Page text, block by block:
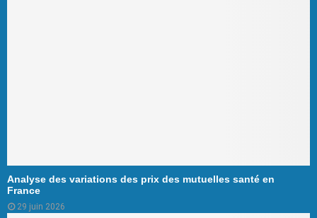
Analyse des variations des prix des mutuelles santé en
France
29 juin 2026